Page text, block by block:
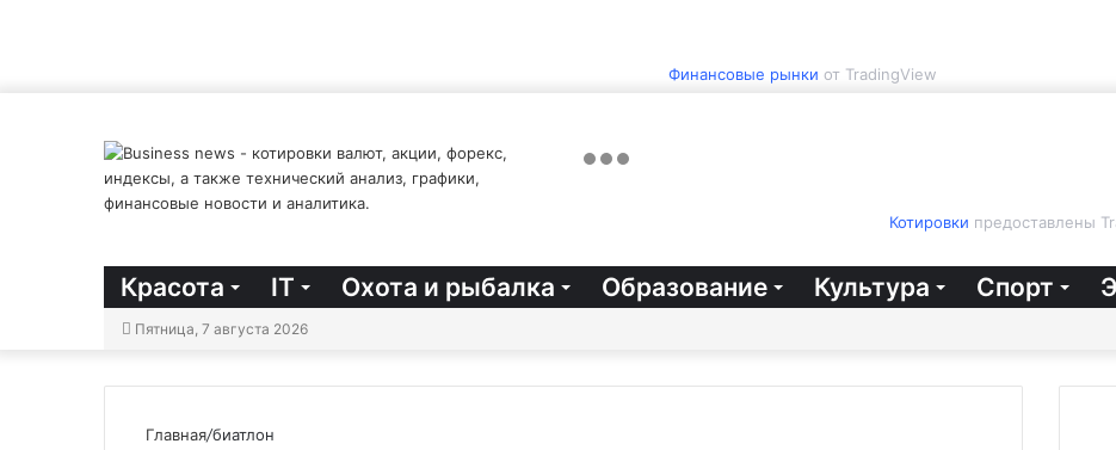
Финансовые рынки от TradingView
Котировки предоставлены
Красота IT Охота и рыбалка Образование Культура Спорт
Пятница, 7 августа 2026
Главная/биатлон